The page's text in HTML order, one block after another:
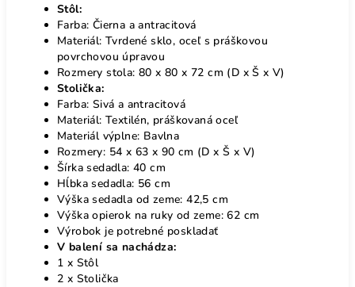
Stôl:
Farba: Čierna a antracitová
Materiál: Tvrdené sklo, oceľ s práškovou
povrchovou úpravou
Rozmery stola: 80 x 80 x 72 cm (D x Š x V)
Stolička:
Farba: Sivá a antracitová
Materiál: Textilén, práškovaná oceľ
Materiál výplne: Bavlna
Rozmery: 54 x 63 x 90 cm (D x Š x V)
Šírka sedadla: 40 cm
Hĺbka sedadla: 56 cm
Výška sedadla od zeme: 42,5 cm
Výška opierok na ruky od zeme: 62 cm
Výrobok je potrebné poskladať
V balení sa nachádza:
1 x Stôl
2 x Stolička